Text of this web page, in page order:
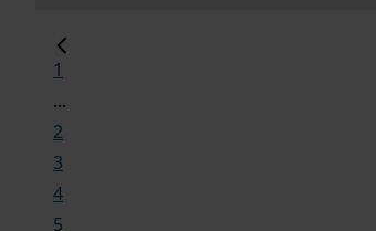
1
...
2
3
4
5